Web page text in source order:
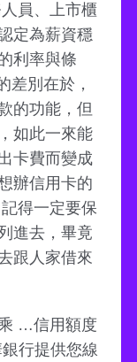
員、上市櫃
定為薪資穩
利率與條
差別在於，
的功能，但
如此一來能
卡費而變成
辦信用卡的
得一定要保
進去，畢竟
跟人家借來
…信用額度
行提供您線